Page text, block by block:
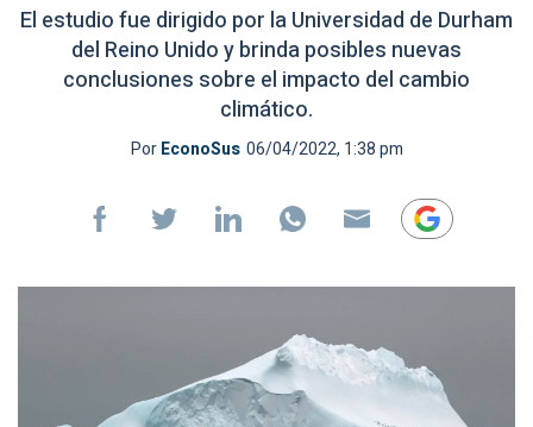
El estudio fue dirigido por la Universidad de Durham
del Reino Unido y brinda posibles nuevas
conclusiones sobre el impacto del cambio
climático.
PorEconoSus 06/04/2022, 1:38 pm